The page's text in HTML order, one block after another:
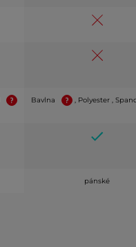
Bavlna , Polyester ,
pánské